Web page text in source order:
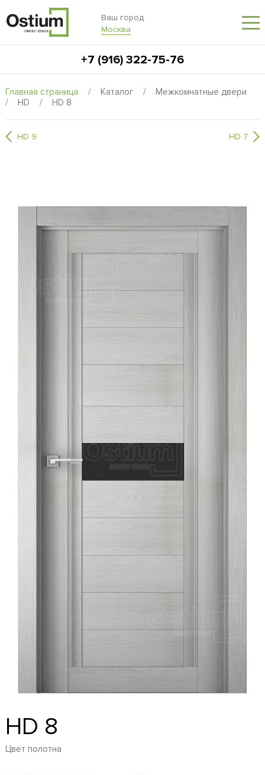
Ваш город
Москва
+7 (916) 322-75-76
Главная страница / Каталог /
Межкомнатные двери
/
HD / HD 8
HD 9 HD 7
HD 8
Цвет полотна